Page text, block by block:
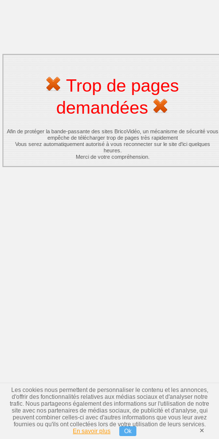
Trop de pages
demandées
Afin de protéger la bande-passante des sites BricoVidéo, un mécanisme de sécurité vous
empêche de télécharger trop de pages très rapidement
Vous serez automatiquement autorisé à vous reconnecter sur le site d'ici quelques
heures.
Merci de votre compréhension.
Les cookies nous permettent de personnaliser le contenu et les annonces,
d'offrir des fonctionnalités relatives aux médias sociaux et d'analyser notre
trafic. Nous partageons également des informations sur l'utilisation de notre
site avec nos partenaires de médias sociaux, de publicité et d'analyse, qui
peuvent combiner celles-ci avec d'autres informations que vous leur avez
fournies ou qu'ils ont collectées lors de votre utilisation de leurs services.
En savoir plus
Ok ×